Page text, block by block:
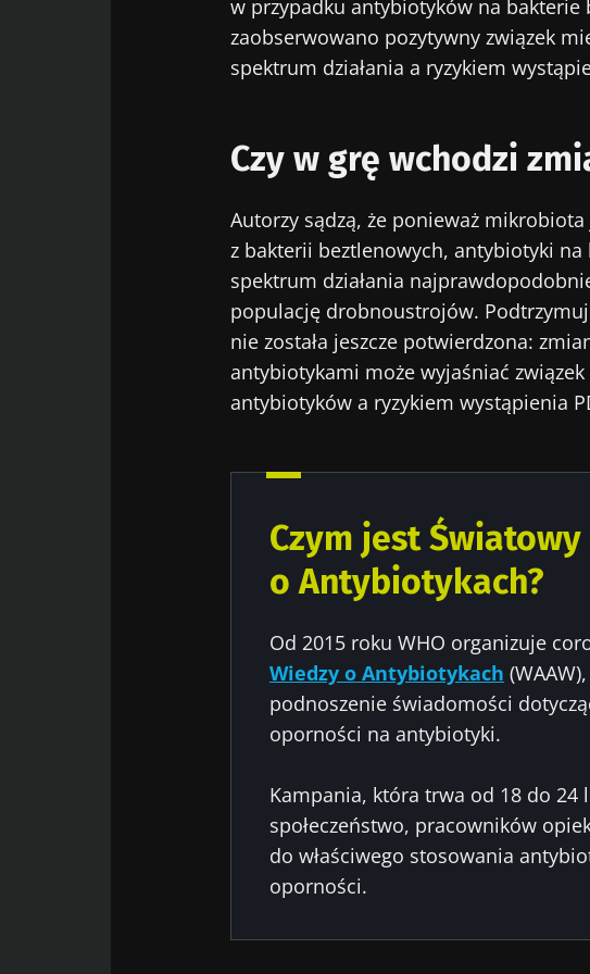
w przypadku antybiotyków na bakterie
zaobserwowano pozytywny związek
spektrum działania a ryzykiem
Czy w grę wchodzi
Autorzy sądzą, że ponieważ mikrobiota
z bakterii beztlenowych, antybiotyki
spektrum działania
populację drobnoustrojów.
nie została jeszcze potwierdzona:
antybiotykami może wyjaśniać
antybiotyków a ryzykiem wystąpienia
Czym jest
o Antybiotykach?
Od 2015 roku WHO organizuje
Wiedzy o Antybiotykach
podnoszenie świadomości
oporności na antybiotyki.
Kampania, która trwa od 18 do 24
społeczeństwo, pracowników
do właściwego stosowania
oporności.